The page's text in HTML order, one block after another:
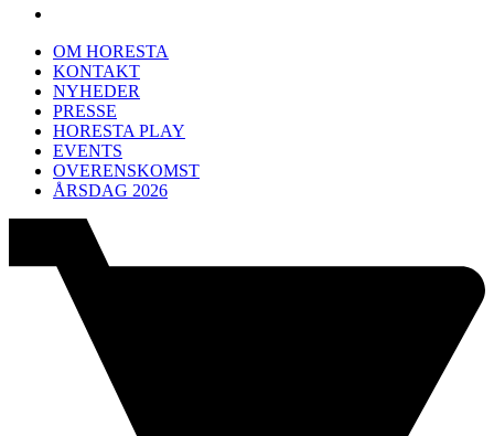
OM HORESTA
KONTAKT
NYHEDER
PRESSE
HORESTA PLAY
EVENTS
OVERENSKOMST
ÅRSDAG 2026